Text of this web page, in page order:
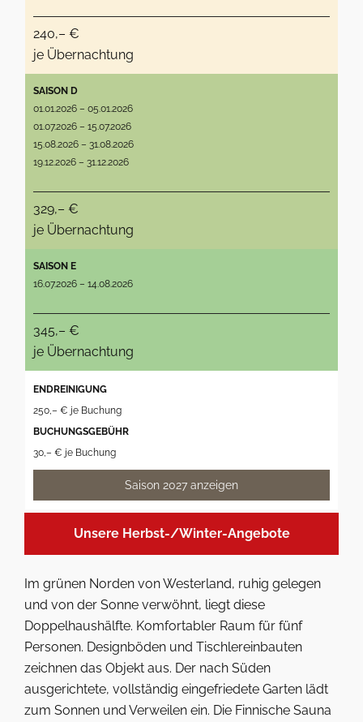
240,– €
je Übernachtung
SAISON D
01.01.2026 – 05.01.2026
01.07.2026 – 15.07.2026
15.08.2026 – 31.08.2026
19.12.2026 – 31.12.2026
329,– €
je Übernachtung
SAISON E
16.07.2026 – 14.08.2026
345,– €
je Übernachtung
ENDREINIGUNG
250,– € je Buchung
BUCHUNGSGEBÜHR
30,– € je Buchung
Saison 2027 anzeigen
Unsere Herbst-/Winter-Angebote
Im grünen Norden von Westerland, ruhig gelegen
und von der Sonne verwöhnt, liegt diese
Doppelhaushälfte. Komfortabler Raum für fünf
Personen. Designböden und Tischlereinbauten
zeichnen das Objekt aus. Der nach Süden
ausgerichtete, vollständig eingefriedete Garten lädt
zum Sonnen und Verweilen ein. Die Finnische Sauna